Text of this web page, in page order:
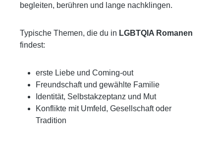
zur richtigen Zeit den richtigen
jedenfalls laut im Takt mit und
Erzählweise sehr gerne
begleiten, berühren und lange nachklingen.
Typische Themen, die du in LGBTQIA Romanen
findest:
erste Liebe und Coming-out
Freundschaft und gewählte Familie
Identität, Selbstakzeptanz und Mut
Konflikte mit Umfeld, Gesellschaft oder
Tradition